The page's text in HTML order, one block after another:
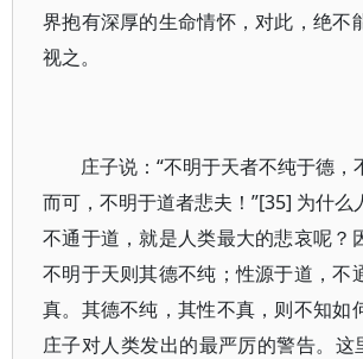
界抱有深厚的生命情怀，对此，绝不
视之。
庄子说：“不明于天者不纯于德，
而可，不明于道者悲夫！”[35] 为什么
不通于道，就是人类最大的悲哀呢？
不明于天则其德不纯；性源于道，不
真。其德不纯，其性不真，则不知如
庄子对人类发出的最严厉的警告。这